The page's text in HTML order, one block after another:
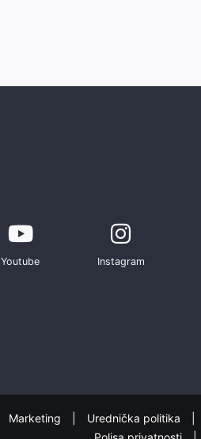
Youtube Instagram
Marketing Urednička politika